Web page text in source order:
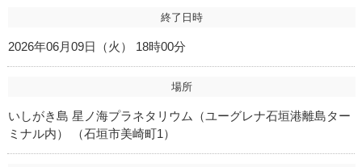
終了日時
2026年06月09日（火） 18時00分
場所
いしがき島 星ノ海プラネタリウム（ユーグレナ石垣港離島ター
ミナル内） （石垣市美崎町1）